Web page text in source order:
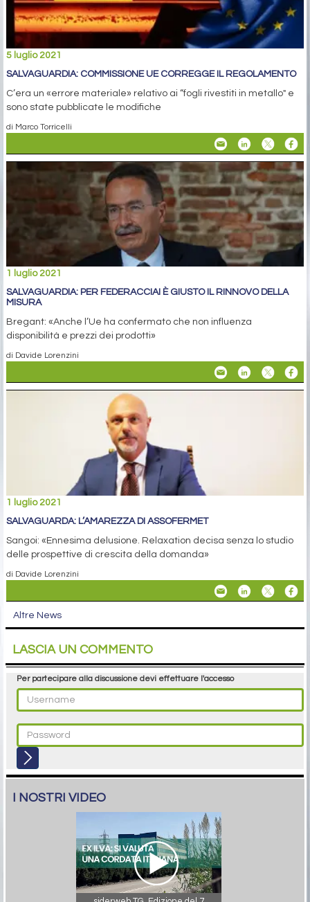
5 luglio 2021
SALVAGUARDIA: COMMISSIONE UE CORREGGE IL REGOLAMENTO
C’era un «errore materiale» relativo ai “fogli rivestiti in metallo" e
sono state pubblicate le modifiche
di Marco Torricelli
1 luglio 2021
SALVAGUARDIA: PER FEDERACCIAI È GIUSTO IL RINNOVO DELLA
MISURA
Bregant: «Anche l’Ue ha confermato che non influenza
disponibilità e prezzi dei prodotti»
di Davide Lorenzini
1 luglio 2021
SALVAGUARDA: L’AMAREZZA DI ASSOFERMET
Sangoi: «Ennesima delusione. Relaxation decisa senza lo studio
delle prospettive di crescita della domanda»
di Davide Lorenzini
Altre News
LASCIA UN COMMENTO
Per partecipare alla discussione devi effettuare l'accesso
I NOSTRI VIDEO